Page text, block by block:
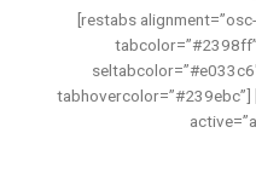
[restabs
tabhovercolor=”#239ebc”]